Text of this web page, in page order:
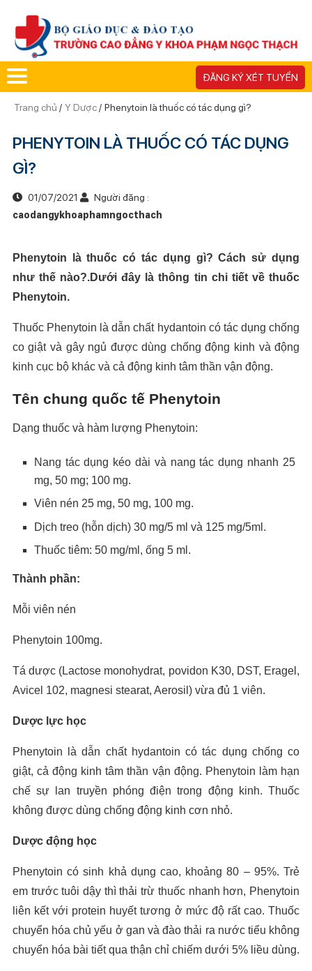
ĐĂNG KÝ XÉT TUYỂN
Trang chủ / Y Dược/ Phenytoin là thuốc có tác dụng gì?
PHENYTOIN LÀ THUỐC CÓ TÁC DỤNG
GÌ?
01/07/2021
Người đăng :
caodangykhoaphamngocthach
Phenytoin là thuốc có tác dụng gì? Cách sử dụng
như thế nào?.Dưới đây là thông tin chi tiết về thuốc
Phenytoin.
Thuốc Phenytoin là dẫn chất hydantoin có tác dụng chống
co giật và gây ngủ được dùng chống động kinh và động
kinh cục bộ khác và cả động kinh tâm thần vận động.
Tên chung quốc tế Phenytoin
Dạng thuốc và hàm lượng Phenytoin:
Nang tác dụng kéo dài và nang tác dụng nhanh 25
mg, 50 mg; 100 mg.
Viên nén 25 mg, 50 mg, 100 mg.
Dịch treo (hỗn dịch) 30 mg/5 ml và 125 mg/5ml.
Thuốc tiêm: 50 mg/ml, ống 5 ml.
Thành phần:
Mỗi viên nén
Phenytoin 100mg.
Tá dược (Lactose monohydrat, povidon K30, DST, Eragel,
Avicel 102, magnesi stearat, Aerosil) vừa đủ 1 viên.
Dược lực học
Phenytoin là dẫn chất hydantoin có tác dụng chống co
giật, cả động kinh tâm thần vận động. Phenytoin làm hạn
chế sự lan truyền phóng điện trong động kinh. Thuốc
không được dùng chống động kinh cơn nhỏ.
Dược động học
Phenytoin có sinh khả dụng cao, khoảng 80 – 95%. Trẻ
em trước tuôi dậy thì thải trừ thuốc nhanh hơn, Phenytoin
liên kết với protein huyết tương ở mức độ rất cao. Thuốc
chuyển hóa chủ yếu ở gan và đào thải ra nước tiểu không
chuyển hóa bài tiết qua thận chỉ chiếm dưới 5% liều dùng.